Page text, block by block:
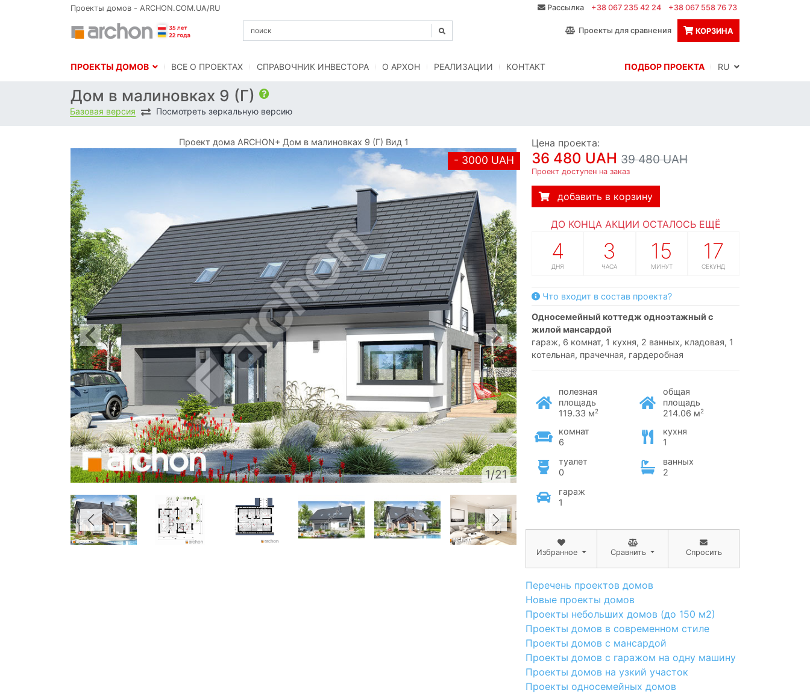
Проекты домов - ARCHON.COM.UA/RU Рассылка +38 067 235 42 24 +38 067 558 76 73
Проекты для сравнения КОРЗИНА
ПРОЕКТЫ ДОМОВ BСЕ О ПРОЕКТАХ СПРАВОЧНИК ИНВЕСТОРА O АРХОН РЕАЛИЗАЦИИ КОНТАКТ ПОДБОР ПРОЕКТА
Дом в малиновках 9 (Г)
Базовая версия Посмотреть зеркальную версию
Проект дома ARCHON+ Дом в малиновках 9 (Г) Вид 1
- 3000 UAH
1/21
Цена проекта:
36 480 UAH 39 480 UAH
Проект доступен на заказ
добавить в корзину
ДО КОНЦА АКЦИИ ОСТАЛОСЬ ЕЩЁ
4
ДНЯ
3
ЧАСА
15
МИНУТ
16
СЕКУНД
Что входит в состав проекта?
односемейный коттедж одноэтажный с
жилой мансардой
гараж, 6 комнат, 1 кухня, 2 ванных, кладовая, 1
котельная, прачечная, гардеробная
полезная
площадь
119.33 м2
общая
площадь
214.06 м2
комнат
6
кухня
1
туалет
0
ванных
2
гараж
1
Избранное Сравнить Спросить
Перечень проектов домов
Новые проекты домов
Проекты небольших домов (до 150 м2)
Проекты домов в современном стиле
Проекты домов с мансардой
Проекты домов с гаражом на одну машину
Проекты домов на узкий участок
Проекты односемейных домов